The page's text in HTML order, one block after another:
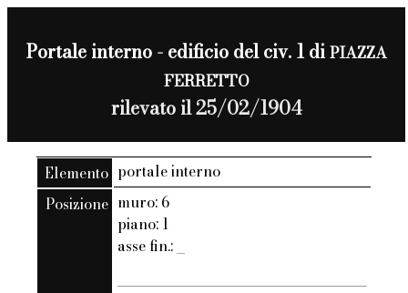
Portale interno - edificio del civ. 1 diPIAZZA
FERRETTO
rilevato il 25/02/1904
Elemento portale interno
Posizione muro: 6
piano: 1
asse fin.: _